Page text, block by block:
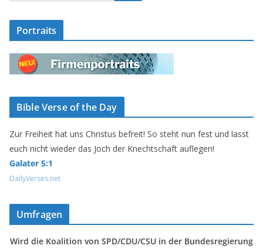
Portraits
Bible Verse of the Day
Zur Freiheit hat uns Christus befreit! So steht nun fest und lasst
euch nicht wieder das Joch der Knechtschaft auflegen!
Galater 5:1
DailyVerses.net
Umfragen
Wird die Koalition von SPD/CDU/CSU in der Bundesregierung